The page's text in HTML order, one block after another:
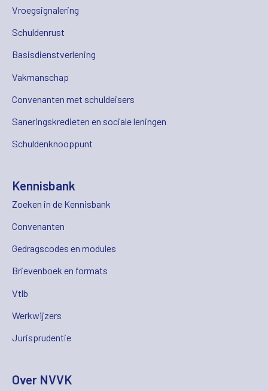
Vroegsignalering
Schuldenrust
Basisdienstverlening
Vakmanschap
Convenanten met schuldeisers
Saneringskredieten en sociale leningen
Schuldenknooppunt
Kennisbank
Zoeken in de Kennisbank
Convenanten
Gedragscodes en modules
Brievenboek en formats
Vtlb
Werkwijzers
Jurisprudentie
Over NVVK